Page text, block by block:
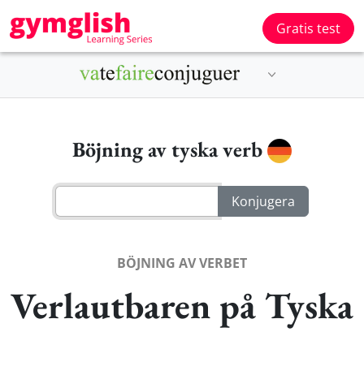
Gratis test
Böjning av tyska verb
BÖJNING AV VERBET
Verlautbaren på Tyska